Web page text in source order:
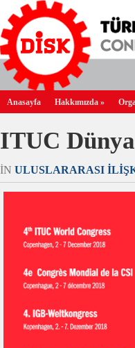
Anasayfa Hakkımızda »
ITUC
IN ULUSLARARASI